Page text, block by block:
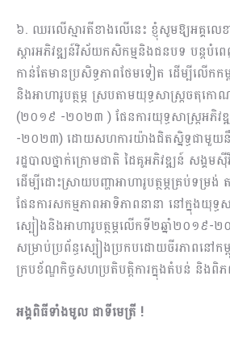
៦. ឈរលើស្មារតីខាងលើនេះ ខ្ញុំសូមឱ្យអគ្គលេខា
ស្តារអភិវឌ្ឍន៍វិស័យកសិកម្មនិងជនបទ បន្តបំព
កាន់តែមានប្រសិទ្ធភាពថែមទៀត ដើម្បីលើ
និងអាហារូបត្ថម្ភ ស្របតាមយុទ្ធសាស្ត្រចតុ
(២០១៩ -២០២៣ ) ផែនការយុទ្ធសាស្រ្តអភិវ
-២០២៣) ដោយសហការយ៉ាងជិតស្និទ្ធជាមួយនឹ
រដ្ឋបាលថ្នាក់ក្រោមជាតិ ដៃគូអភិវឌ្ឍន៍ សង្
ដើម្បីដោះស្រាយបញ្ហាអាហារូបត្ថម្ភគ្រប់ទម្រង់
ផែនការសកម្មភាពអាទិភាពនានា នៅក្នុងយុទ្ធ
ស្បៀងនិងអាហារូបត្ថម្ភលើកទី២ឆ្នាំ២០១៩-២
សម្រាប់ប្រព័ន្ធស្បៀងប្រកបដោយចីរភាពនៅកម្
ក្របខ័ណ្ឌកិច្ចសហប្រតិបត្តិការក្នុងតំបន់ និងពិ
អង្គពិធីទាំងមូល ជាទីមេត្រី !